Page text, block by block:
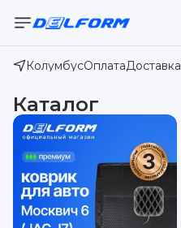
КолумбусОплатаДоставка
Каталог